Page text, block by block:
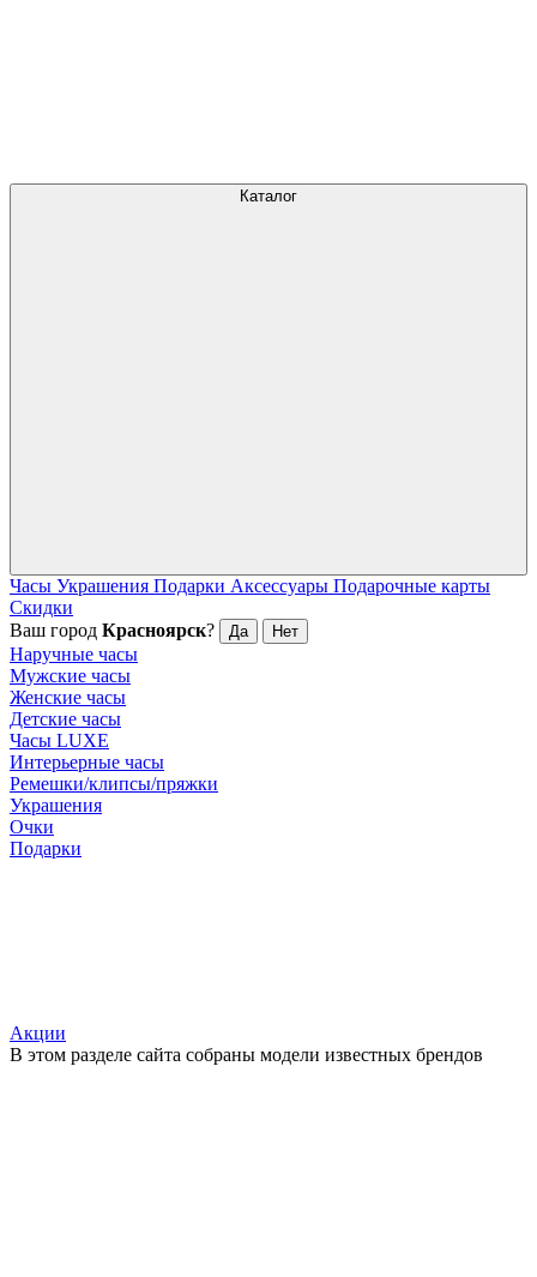
Каталог
Часы Украшения Подарки Аксессуары Подарочные карты
Скидки
Ваш город Красноярск? Да Нет
Наручные часы
Мужские часы
Женские часы
Детские часы
Часы LUXE
Интерьерные часы
Ремешки/клипсы/пряжки
Украшения
Очки
Подарки
Акции
В этом разделе сайта собраны модели известных брендов